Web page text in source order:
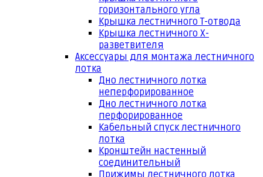
горизонтального угла
Крышка лестничного Т-отвода
Крышка лестничного Х-
разветвителя
Аксессуары для монтажа лестничного
лотка
Дно лестничного лотка
неперфорированное
Дно лестничного лотка
перфорированное
Кабельный спуск лестничного
лотка
Кронштейн настенный
соединительный
Прижимы лестничного лотка